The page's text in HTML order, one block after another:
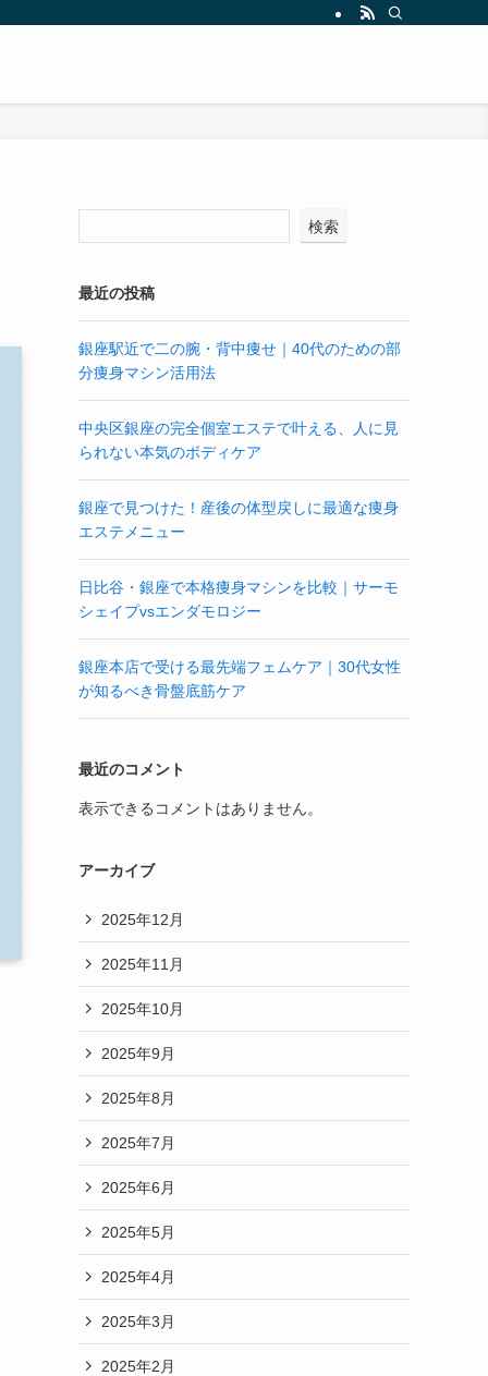
検索
最近の投稿
銀座駅近で二の腕・背中痩せ｜40代のための部
分痩身マシン活用法
中央区銀座の完全個室エステで叶える、人に見
られない本気のボディケア
銀座で見つけた！産後の体型戻しに最適な痩身
エステメニュー
日比谷・銀座で本格痩身マシンを比較｜サーモ
シェイプvsエンダモロジー
銀座本店で受ける最先端フェムケア｜30代女性
が知るべき骨盤底筋ケア
最近のコメント
表示できるコメントはありません。
アーカイブ
2025年12月
2025年11月
2025年10月
2025年9月
2025年8月
2025年7月
2025年6月
2025年5月
2025年4月
2025年3月
2025年2月